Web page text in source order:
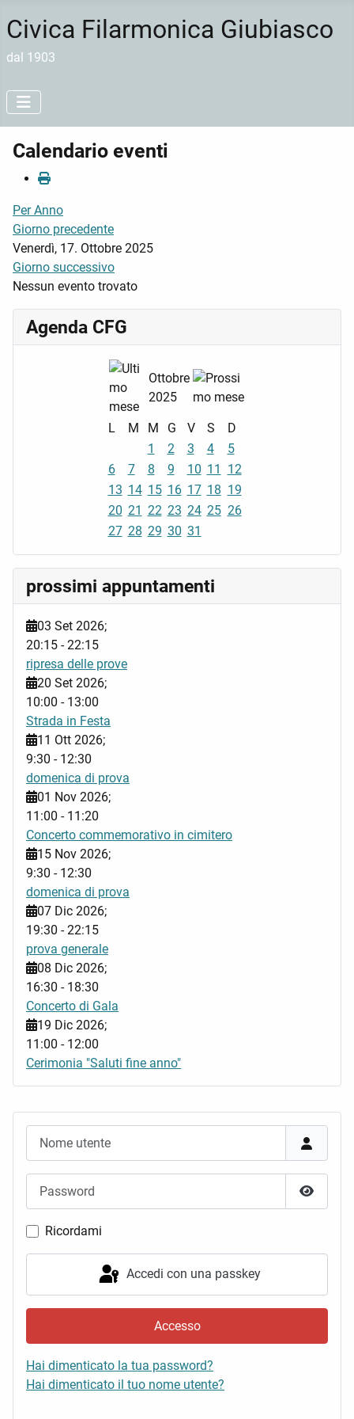
Civica Filarmonica Giubiasco
dal 1903
Mostra
Ricordami
Accedi con una passkey
Accesso
Hai dimenticato la tua password?
Hai dimenticato il tuo nome utente?
Calendario eventi
Per Anno
Giorno precedente
Venerdì, 17. Ottobre 2025
Giorno successivo
Nessun evento trovato
Agenda CFG
Ottobre
2025
L M M G V S
D
1
2 3 4
5
6
7 8 9 10 11
12
13 14 15 16 17 18 19
20 21 22 23 24 25 26
27 28 29 30 31
prossimi appuntamenti
03 Set 2026;
20:15 -22:15
ripresa delle prove
20 Set 2026;
10:00 - 13:00
Strada in Festa
11 Ott 2026;
9:30 - 12:30
domenica di prova
01 Nov 2026;
11:00 - 11:20
Concerto commemorativo in cimitero
15 Nov 2026;
9:30 - 12:30
domenica di prova
07 Dic 2026;
19:30 -22:15
prova generale
08 Dic 2026;
16:30 - 18:30
Concerto di Gala
19 Dic 2026;
11:00 - 12:00
Cerimonia "Saluti fine anno"